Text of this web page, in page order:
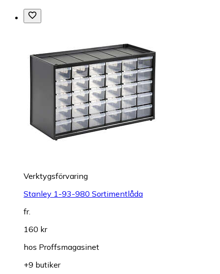
Verktygsförvaring
Stanley 1-93-980 Sortimentlåda
fr.
160 kr
hos Proffsmagasinet
+9 butiker